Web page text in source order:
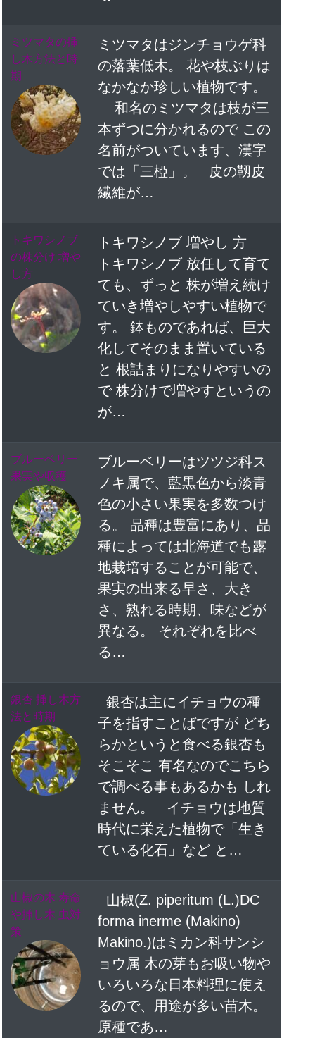
ミツマタの挿
し木方法と時
期
ミツマタはジンチョウゲ科
の落葉低木。 花や枝ぶりは
なかなか珍しい植物です。
和名のミツマタは枝が三
本ずつに分かれるので この
名前がついています、漢字
では「三椏」。 皮の靱皮
繊維が…
トキワシノブ
の株分け 増や
し方
トキワシノブ 増やし 方
トキワシノブ 放任して育て
ても、ずっと 株が増え続け
ていき増やしやすい植物で
す。 鉢ものであれば、巨大
化してそのまま置いている
と 根詰まりになりやすいの
で 株分けで増やすというの
が…
ブルーベリー
果実や収穫
ブルーベリーはツツジ科ス
ノキ属で、藍黒色から淡青
色の小さい果実を多数つけ
る。 品種は豊富にあり、品
種によっては北海道でも露
地栽培することが可能で、
果実の出来る早さ、大き
さ、熟れる時期、味などが
異なる。 それぞれを比べ
る…
銀杏 挿し木方
法と時期
銀杏は主にイチョウの種
子を指すことばですが どち
らかというと食べる銀杏も
そこそこ 有名なのでこちら
で調べる事もあるかも しれ
ません。 イチョウは地質
時代に栄えた植物で「生き
ている化石」など と…
山椒の木 寿命
や挿し木 虫対
策
山椒(Z. piperitum (L.)DC
forma inerme (Makino)
Makino.)はミカン科サンシ
ョウ属 木の芽もお吸い物や
いろいろな日本料理に使え
るので、用途が多い苗木。
原種であ…